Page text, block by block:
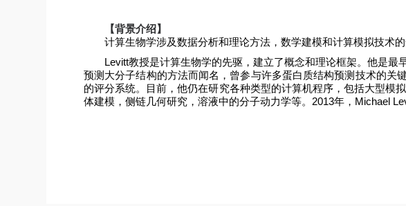
【背景介绍】
计算生物学涉及数据分析和理论方法，数学建模和计算模拟技术
Levitt教授是计算生物学的先驱，建立了概念和理论框架。他是最
预测大分子结构的方法而闻名，曾参与许多蛋白质结构预测技术的
的评分系统。目前，他仍在研究各种类型的计算机程序，包括大型模
体建模，侧链几何研究，溶液中的分子动力学等。 2013年， Michael